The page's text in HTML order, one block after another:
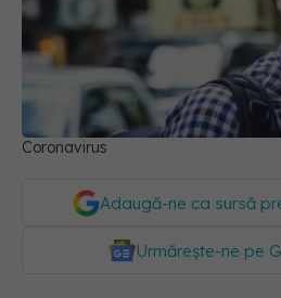
Coronavirus
Adaugă-ne ca sursă
Urmărește-ne pe